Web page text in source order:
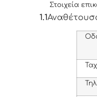
Στοιχεία
1.1
Τηλ.